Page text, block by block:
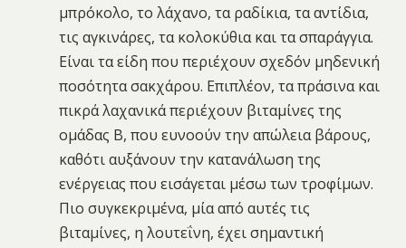
μπρόκολο, το λάχανο, τα ραδίκια, τα αντίδια,
τις αγκινάρες, τα κολοκύθια και τα σπαράγγια.
Είναι τα είδη που περιέχουν σχεδόν μηδενική
ποσότητα σακχάρου. Επιπλέον, τα πράσινα και
πικρά λαχανικά περιέχουν βιταμίνες της
ομάδας Β, που ευνοούν την απώλεια βάρους,
καθότι αυξάνουν την κατανάλωση της
ενέργειας που εισάγεται μέσω των τροφίμων.
Πιο συγκεκριμένα, μία από αυτές τις
βιταμίνες, η λουτεΐνη, έχει σημαντική